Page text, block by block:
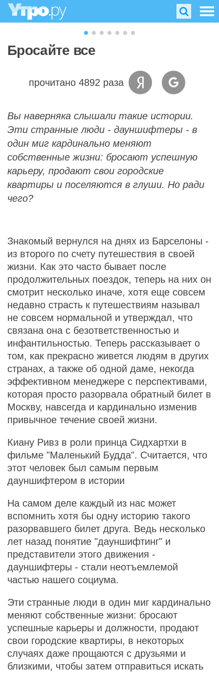
Бросайте все
прочитано 4892 раза
Вы наверняка слышали такие истории.
Эти странные люди - дауншифтеры - в
один миг кардинально меняют
собственные жизни: бросают успешную
карьеру, продают свои городские
квартиры и поселяются в глуши. Но ради
чего?
Знакомый вернулся на днях из Барселоны -
из второго по счету путешествия в своей
жизни. Как это часто бывает после
продолжительных поездок, теперь на них он
смотрит несколько иначе, хотя еще совсем
недавно страсть к путешествиям называл
не совсем нормальной и утверждал, что
связана она с безответственностью и
инфантильностью. Теперь рассказывает о
том, как прекрасно живется людям в других
странах, а также об одной даме, некогда
эффективном менеджере с перспективами,
которая просто разорвала обратный билет в
Москву, навсегда и кардинально изменив
привычное течение своей жизни.
Киану Ривз в роли принца Сидхартхи в
фильме "Маленький Будда". Считается, что
этот человек был самым первым
дауншифтером в истории
На самом деле каждый из нас может
вспомнить хотя бы одну историю такого
разорвавшего билет друга. Ведь несколько
лет назад понятие "дауншифтинг" и
представители этого движения -
дауншифтеры - стали неотъемлемой
частью нашего социума.
Эти странные люди в один миг кардинально
меняют собственные жизни: бросают
успешные карьеры и должности, продают
свои городские квартиры, в некоторых
случаях даже прощаются с друзьями и
близкими, чтобы затем отправиться искать